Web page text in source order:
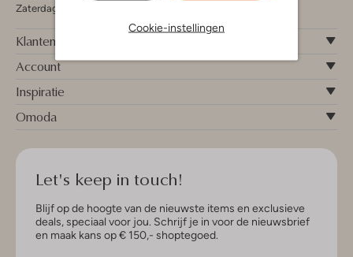
Cookie-instellingen
Zaterdag 09:00 - 17:00 uur
Klantenservice
Account
Inspiratie
Omoda
Let's keep in touch!
Blijf op de hoogte van de nieuwste items en exclusieve
deals, speciaal voor jou. Schrijf je in voor de nieuwsbrief
en maak kans op € 150,- shoptegoed.